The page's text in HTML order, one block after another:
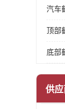
汽车
顶部
底部
供